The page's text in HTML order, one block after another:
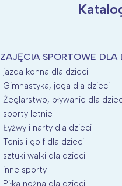
ZAJĘCIA SPORTOWE DLA
jazda konna dla dzieci
Gimnastyka, joga dla dzieci
Żeglarstwo, pływanie dla
sporty letnie
Łyżwy i narty dla dzieci
Tenis i golf dla dzieci
sztuki walki dla dzieci
inne sporty
Piłka nożna dla dzieci